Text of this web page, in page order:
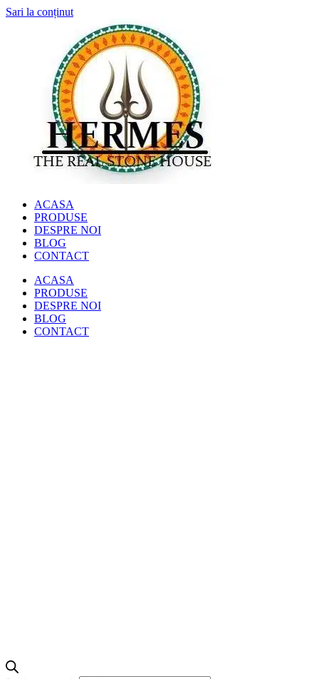
Sari la conținut
ACASA
PRODUSE
DESPRE NOI
BLOG
CONTACT
ACASA
PRODUSE
DESPRE NOI
BLOG
CONTACT